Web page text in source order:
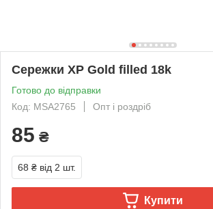
Сережки ХР Gold filled 18k
Готово до відправки
Код: MSA2765
Опт і роздріб
85 ₴
68 ₴ від 2 шт.
Купити